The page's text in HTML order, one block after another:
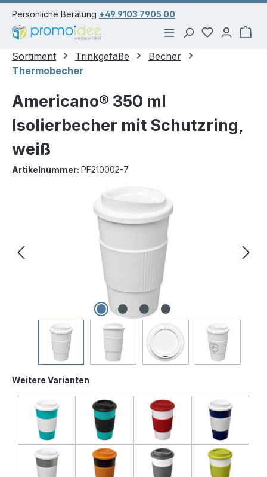
springen
Persönliche Beratung +49 9103 7905 00
Du hast 0
Sortiment Trinkgefäße
Becher
Thermobecher
Americano® 350 ml
Isolierbecher mit Schutzring,
weiß
Artikelnummer: PF210002-7
Bildergalerie überspringen
Weitere Varianten